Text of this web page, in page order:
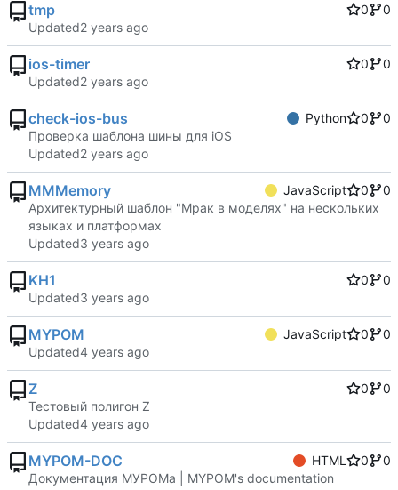
tmp 0
0
Updated
ios-timer 0
0
Updated
check-ios-bus Python 0
0
Проверка шаблона шины для iOS
Updated
MMMemory JavaScript 0
0
Архитектурный шаблон "Мрак в моделях" на нескольких
языках и платформах
Updated
KH1 0
0
Updated
MYPOM JavaScript 0
0
Updated
Z 0
0
Тестовый полигон Z
Updated
MYPOM-DOC HTML 0
0
Документация МУРОМа | MYPOM's documentation